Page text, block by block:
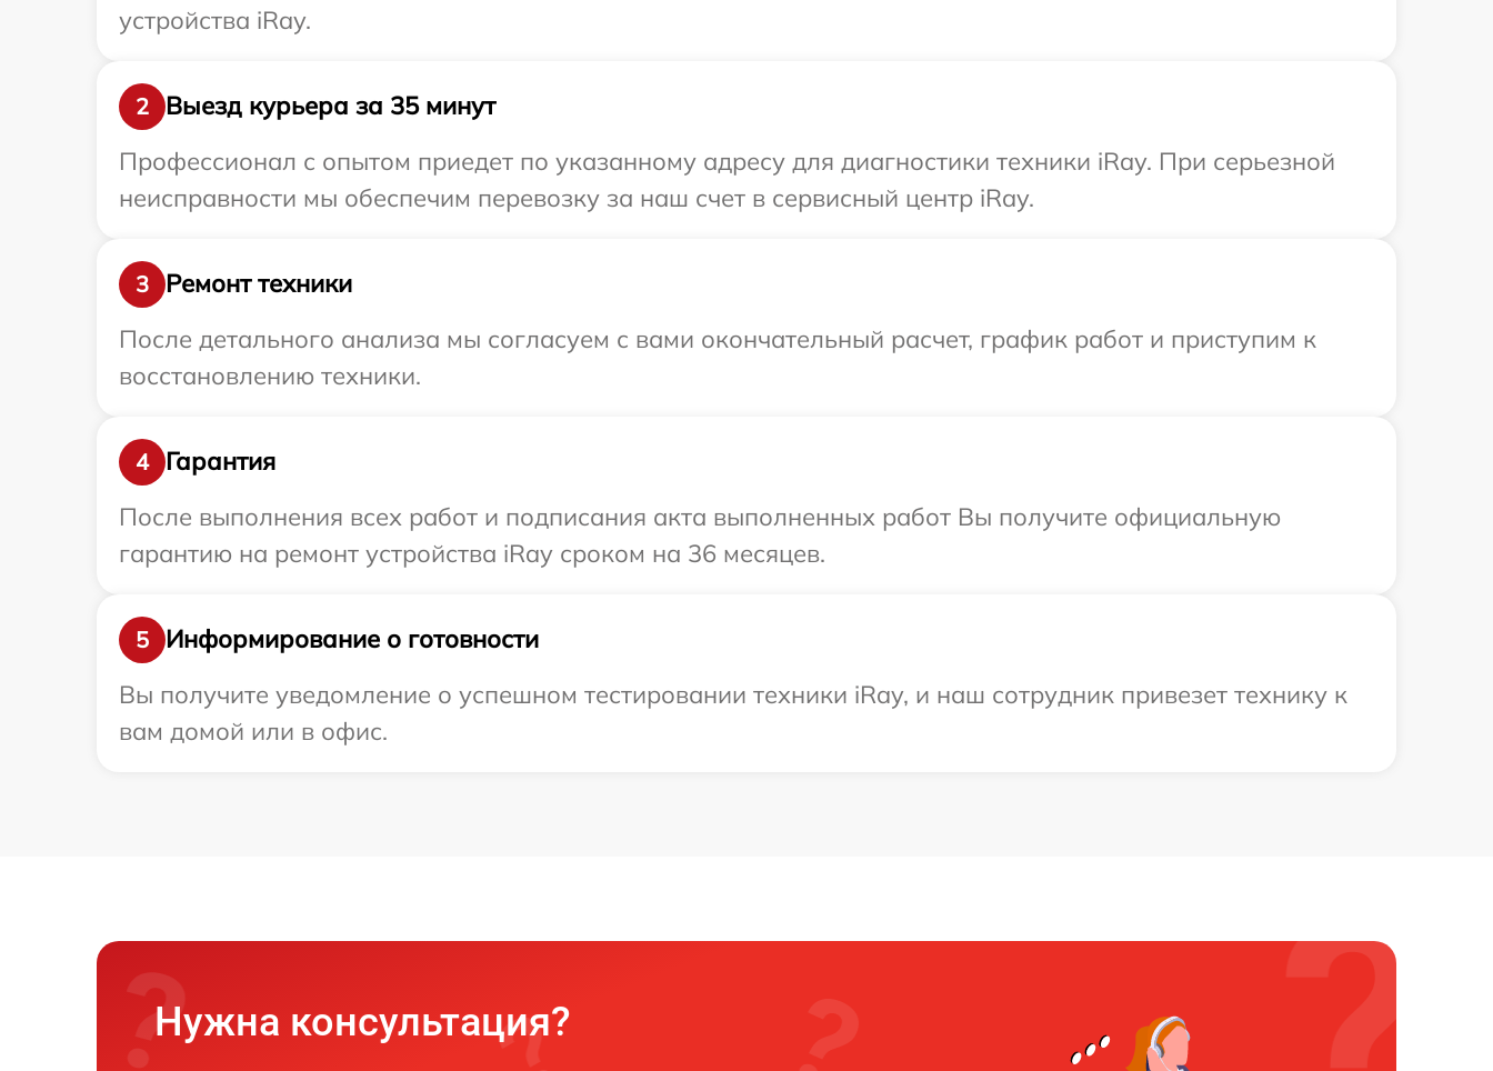
устройства iRay.
2
Выезд курьера за 35 минут
Профессионал с опытом приедет по указанному адресу для диагностики техники iRay. При серьезной
неисправности мы обеспечим перевозку за наш счет в сервисный центр iRay.
3
Ремонт техники
После детального анализа мы согласуем с вами окончательный расчет, график работ и приступим к
восстановлению техники.
4
Гарантия
После выполнения всех работ и подписания акта выполненных работ Вы получите официальную
гарантию на ремонт устройства iRay сроком на 36 месяцев.
5
Информирование о готовности
Вы получите уведомление о успешном тестировании техники iRay, и наш сотрудник привезет технику к
вам домой или в офис.
Нужна консультация?